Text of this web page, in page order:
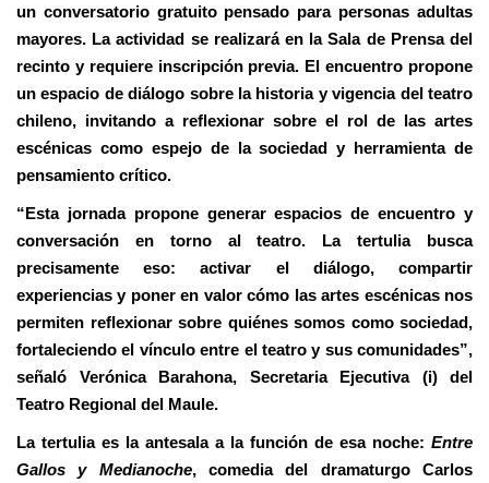
un conversatorio gratuito pensado para personas adultas
mayores. La actividad se realizará en la Sala de Prensa del
recinto y requiere inscripción previa. El encuentro propone
un espacio de diálogo sobre la historia y vigencia del teatro
chileno, invitando a reflexionar sobre el rol de las artes
escénicas como espejo de la sociedad y herramienta de
pensamiento crítico.
“Esta jornada propone generar espacios de encuentro y
conversación en torno al teatro. La tertulia busca
precisamente eso: activar el diálogo, compartir
experiencias y poner en valor cómo las artes escénicas nos
permiten reflexionar sobre quiénes somos como sociedad,
fortaleciendo el vínculo entre el teatro y sus comunidades”,
señaló Verónica Barahona, Secretaria Ejecutiva (i) del
Teatro Regional del Maule.
La tertulia es la antesala a la función de esa noche: Entre
Gallos y Medianoche, comedia del dramaturgo Carlos